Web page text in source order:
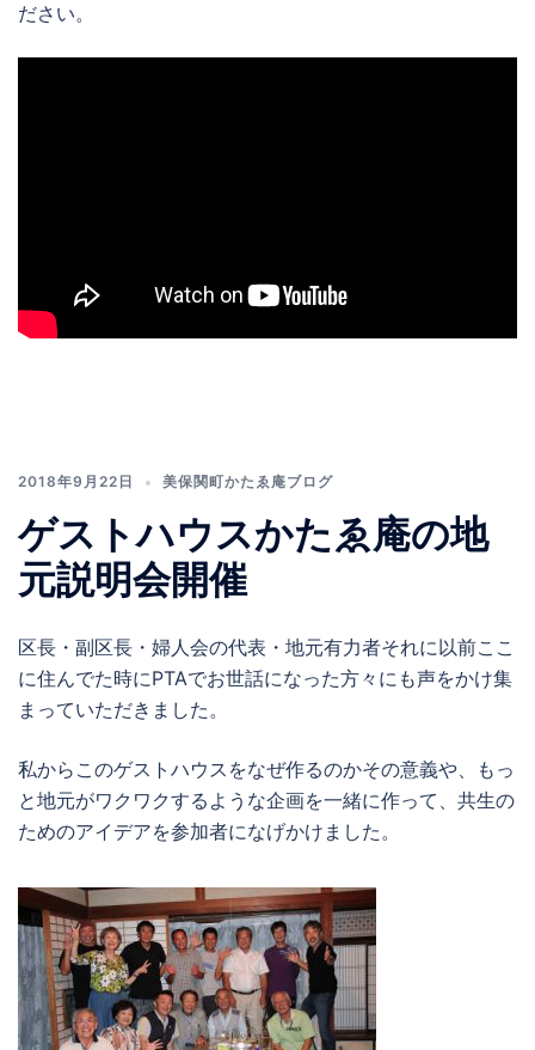
ださい。
2018年9月22日 美保関町かたゑ庵ブログ
ゲストハウスかたゑ庵の地
元説明会開催
区長・副区長・婦人会の代表・地元有力者それに以前ここ
に住んでた時にPTAでお世話になった方々にも声をかけ集
まっていただきました。
私からこのゲストハウスをなぜ作るのかその意義や、もっ
と地元がワクワクするような企画を一緒に作って、共生の
ためのアイデアを参加者になげかけました。